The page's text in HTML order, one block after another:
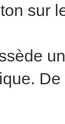
sur